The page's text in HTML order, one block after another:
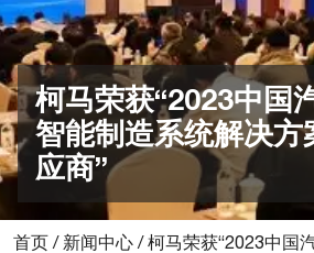
柯马荣获“2023中国
智能制造系统解决方
应商”
首页 / 新闻中心 /柯马荣获“2023中国